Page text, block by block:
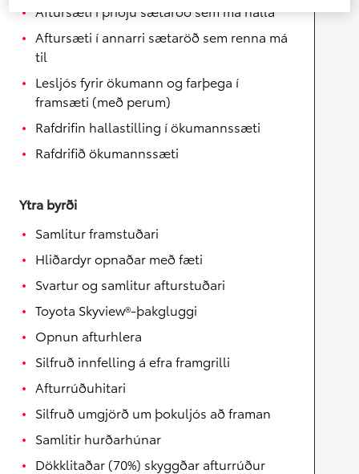
Aftursæti í þriðju sætaröð sem má halla
Aftursæti í annarri sætaröð sem renna má
til
Lesljós fyrir ökumann og farþega í
framsæti (með perum)
Rafdrifin hallastilling í ökumannssæti
Rafdrifið ökumannssæti
Ytra byrði
Samlitur framstuðari
Hliðardyr opnaðar með fæti
Svartur og samlitur afturstuðari
Toyota Skyview®-þakgluggi
Opnun afturhlera
Silfruð innfelling á efra framgrilli
Afturrúðuhitari
Silfruð umgjörð um þokuljós að framan
Samlitir hurðarhúnar
Dökklitaðar (70%) skyggðar afturrúður